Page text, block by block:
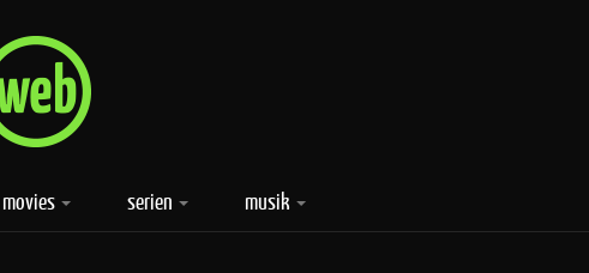
movies serien musik